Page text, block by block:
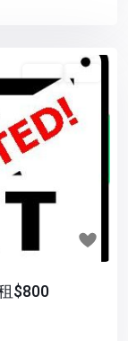
$800